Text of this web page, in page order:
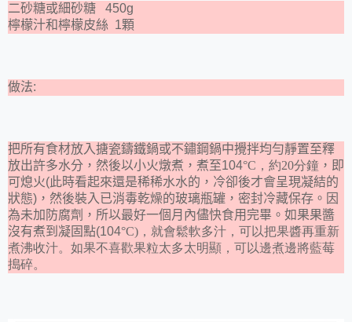
二砂糖或細砂糖 450g
檸檬汁和檸檬皮絲 1顆
做法:
把所有食材放入搪瓷鑄鐵鍋或不鏽鋼鍋中攪拌均勻靜置至釋
放出許多水分，然後以小火燉煮，煮至104°C，約20分鐘 ，即
可熄火(此時看起來還是稀稀水水的，冷卻後才會呈現凝結的
狀態)，然後裝入已消毒乾燥的玻璃瓶罐，密封冷藏保存。因
為未加防腐劑，所以最好一個月內儘快食用完畢。如果果醬
沒有煮到凝固點(104°C)，就會鬆軟多汁，可以把果醬再重新
煮沸收汁。如果不喜歡果粒太多太明顯，可以邊煮邊將藍莓
搗碎。